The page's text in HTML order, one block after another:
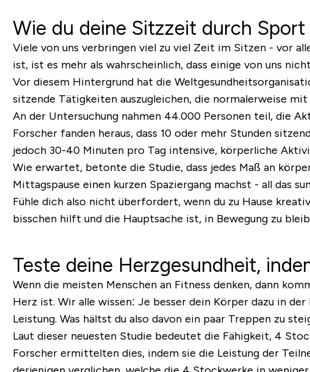
Wie du deine Sitzzeit durch
Viele von uns verbringen viel zu viel Zeit im Sitzen - vor
ist, ist es mehr als wahrscheinlich, dass einige von uns
Vor diesem Hintergrund hat die
sitzende Tätigkeiten auszugleichen, die normalerweise
An der Untersuchung nahmen 44.000 Personen teil, die
Forscher fanden heraus, dass 10 oder mehr Stunden
jedoch 30-40 Minuten pro Tag intensive, körperliche
Wie erwartet, betonte die Studie, dass jedes Maß an
Mittagspause einen kurzen Spaziergang machst - all das
Fühle dich also nicht überfordert, wenn du zu Hause
bisschen hilft und die Hauptsache ist, in Bewegung zu
Teste deine Herzgesundheit,
Wenn die meisten Menschen an Fitness denken, dann
Herz ist. Wir alle wissen: Je besser dein Körper dazu in
Leistung. Was hältst du also davon ein paar Treppen zu
Laut dieser neuesten Studie bedeutet die Fähigkeit, 4
Forscher ermittelten dies, indem sie die Leistung der